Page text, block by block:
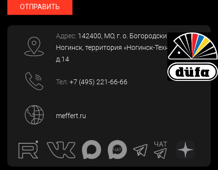
ОТПРАВИТЬ
Адрес: 142400, МО, г. о. Богородский, г.
Ногинск, территория «Ногинск-Технопарк»,
д.14
Тел: +7 (495) 221-66-66
meffert.ru